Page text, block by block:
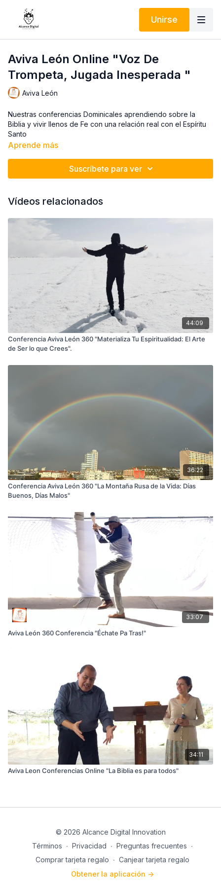
Unirse
Aviva León Online "Voz De
Trompeta, Jugada Inesperada "
Aviva León
Nuestras conferencias Dominicales aprendiendo sobre la
Biblia y vivir llenos de Fe con una relación real con el Espíritu
Santo
Aprende más
Suscríbete para ver
Vídeos relacionados
44:09
Conferencia Aviva León 360 "Materializa Tu Espiritualidad: El Arte
de Ser lo que Crees".
36:22
Conferencia Aviva León 360 "La Montaña Rusa de la Vida: Días
Buenos, Días Malos"
33:07
Aviva León 360 Conferencia "Échate Pa Tras!"
34:11
Aviva Leon Conferencias Online "La Biblia es para todos"
© 2026 Alcance Digital Innovation
Términos ∙ Privacidad ∙ Preguntas frecuentes ∙
Comprar tarjeta regalo ∙ Canjear tarjeta regalo
Obtener la aplicación ->